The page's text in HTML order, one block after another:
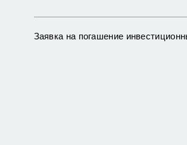
Заявка на погашение